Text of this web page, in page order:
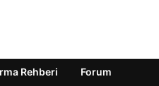
Rehberi Forum